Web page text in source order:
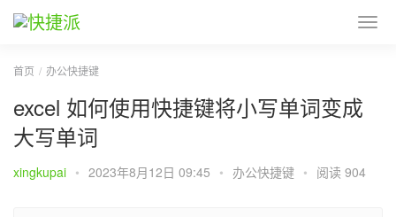
首页 办公快捷键
excel 如何使用快捷键将小写单词变成
大写单词
xingkupai • 2023年8月12日 09:45 • 办公快捷键 • 阅读 904